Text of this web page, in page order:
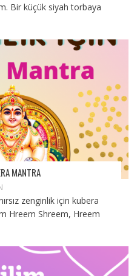
Bir küçük siyah torbaya
MANTRA
zenginlik için kubera
Hreem Shreem, Hreem